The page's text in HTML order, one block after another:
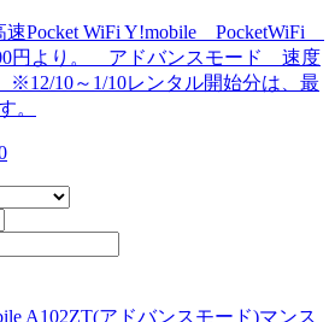
速Pocket WiFi Y!mobile PocketWiFi
円より。 アドバンスモード 速度
10～1/10レンタル開始分は、最
。